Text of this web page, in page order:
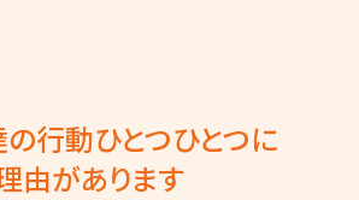
行動ひとつひとつに
由があります